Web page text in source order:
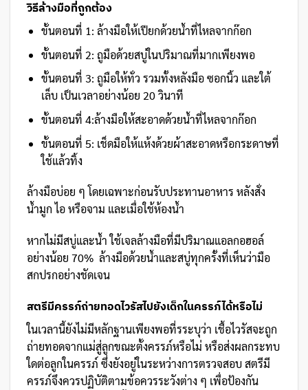
วิธีล้างมือที่ถูกต้อง
ขั้นตอนที่ 1: ล้างมือให้เปียกด้วยน้ำที่ไหลจากก๊อก
ขั้นตอนที่ 2: ถูมือด้วยสบู่ในปริมาณที่มากเพียงพอ
ขั้นตอนที่ 3: ถูมือให้ทั่ว รวมทั้งหลังมือ ซอกนิ้ว และใต้
เล็บ เป็นเวลาอย่างน้อย 20 วินาที
ขั้นตอนที่ 4:ล้างมือให้สะอาดด้วยน้ำที่ไหลจากก๊อก
ขั้นตอนที่ 5: เช็ดมือให้แห้งด้วยผ้าสะอาดหรือกระดาษที่
ใช้แล้วทิ้ง
ล้างมือบ่อย ๆ โดยเฉพาะก่อนรับประทานอาหาร หลังสั่ง
น้ำมูก ไอ หรือจาม และเมื่อใช้ห้องน้ำ
หากไม่มีสบู่และน้ำ ใช้เจลล้างมือที่มีปริมาณแอลกอฮอล์
อย่างน้อย 70% ล้างมือด้วยน้ำและสบู่ทุกครั้งที่เห็นว่ามือ
สกปรกอย่างชัดเจน
สตรีมีครรภ์ถ่ายทอดไวรัสไปยังเด็กในครรภ์ได้หรือไม่
ในเวลานี้ยังไม่มีหลักฐานเพียงพอที่รระบุว่า เชื้อไวรัสจะถูก
ถ่ายทอดจากแม่สู่ลูกขณะตั้งครรภ์หรือไม่ หรือส่งผลกระทบ
ใดต่อลูกในครรภ์ ซึ่งยังอยู่ในระหว่างการตรวจสอบ สตรีมี
ครรภ์จึงควรปฏิบัติตามข้อควรระวังต่าง ๆ เพื่อป้องกัน